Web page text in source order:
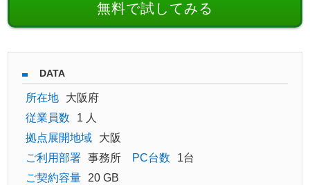
無料で試してみる
DATA
所在地
大阪府
従業員数
1 人
拠点展開地域
大阪
ご利用部署
事務所 PC台数
1台
ご契約容量
20 GB